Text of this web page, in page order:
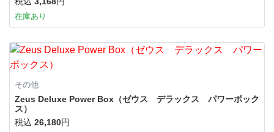
在庫あり
その他
Zeus Deluxe Power Box（ゼウス デラックス パワーボック
ス）
税込 26,180円